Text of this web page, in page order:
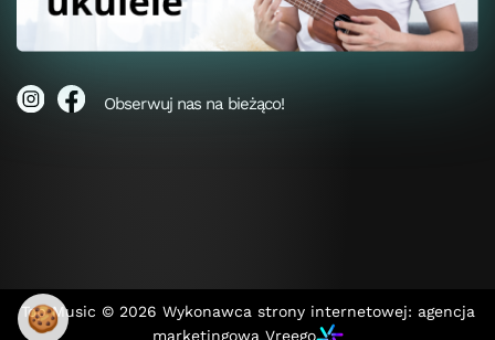
Obserwuj nas na bieżąco!
Top Music © 2026 Wykonawca strony internetowej: agencja
marketingowa Vreego
🍪